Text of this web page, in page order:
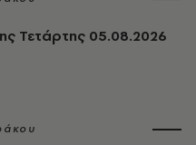
Τετάρτης 05.08.2026